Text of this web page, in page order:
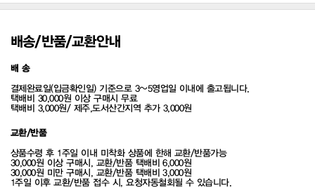
배송/반품/교환안내
배 송
결제완료일(입금확인일) 기준으로 3~5영업일 이내에 출고됩니다.
택배비 30,000원 이상 구매시 무료
택배비 3,000원/ 제주,도서산간지역 추가 3,000원
교환/반품
상품수령 후 1주일 이내 미착화 상품에 한해 교환/반품가능
30,000원 이상 구매시, 교환/반품 택배비 6,000원
30,000원 미만 구매시, 교환/반품 택배비 3,000원
1주일 이후 교환/반품 접수 시, 요청자동철회될 수 있습니다.